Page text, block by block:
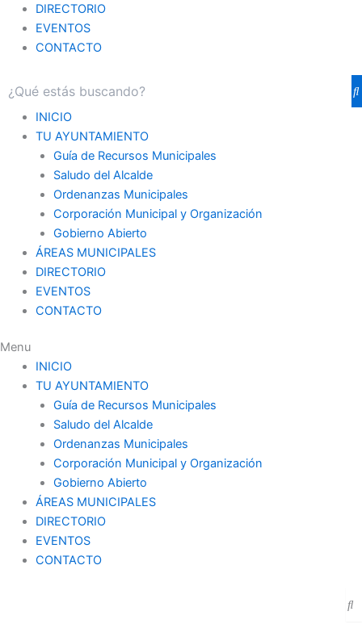
DIRECTORIO
EVENTOS
CONTACTO
INICIO
TU AYUNTAMIENTO
Guía de Recursos Municipales
Saludo del Alcalde
Ordenanzas Municipales
Corporación Municipal y Organización
Gobierno Abierto
ÁREAS MUNICIPALES
DIRECTORIO
EVENTOS
CONTACTO
Menu
INICIO
TU AYUNTAMIENTO
Guía de Recursos Municipales
Saludo del Alcalde
Ordenanzas Municipales
Corporación Municipal y Organización
Gobierno Abierto
ÁREAS MUNICIPALES
DIRECTORIO
EVENTOS
CONTACTO